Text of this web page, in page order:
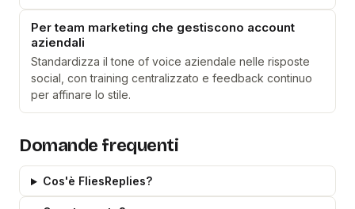
Per team marketing che gestiscono account
aziendali
Standardizza il tone of voice aziendale nelle risposte
social, con training centralizzato e feedback continuo
per affinare lo stile.
Domande frequenti
Cos'è FliesReplies?